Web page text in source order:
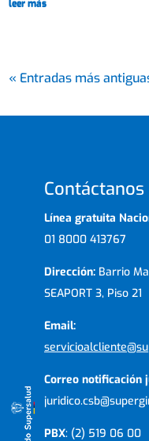
leer más
« Entradas más
Contáctanos
Línea gratuita
01 8000 413767
Dirección: Barrio
SEAPORT 3, Piso 21
Email:
Correo notificación
PBX: (2) 519 06 00